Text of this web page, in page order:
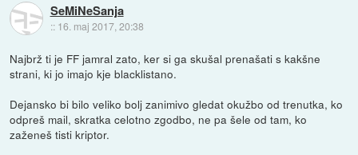
SeMiNeSanja
:: 16. maj 2017, 20:38
Najbrž ti je FF jamral zato, ker si ga skušal prenašati s kakšne
strani, ki jo imajo kje blacklistano.
Dejansko bi bilo veliko bolj zanimivo gledat okužbo od trenutka, ko
odpreš mail, skratka celotno zgodbo, ne pa šele od tam, ko
zaženeš tisti kriptor.